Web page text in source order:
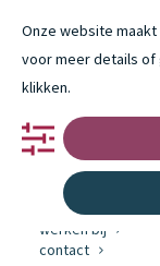
portfolio
partnerschap
innovatie
over ons
werken bij
contact
Nieuws
Onze website
voor meer details of
klikken.